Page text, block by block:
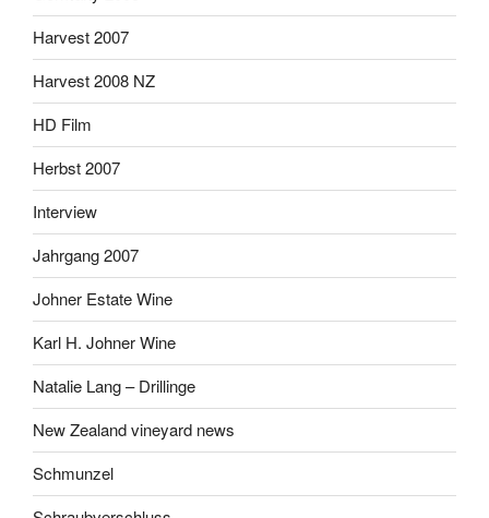
Harvest 2007
Harvest 2008 NZ
HD Film
Herbst 2007
Interview
Jahrgang 2007
Johner Estate Wine
Karl H. Johner Wine
Natalie Lang – Drillinge
New Zealand vineyard news
Schmunzel